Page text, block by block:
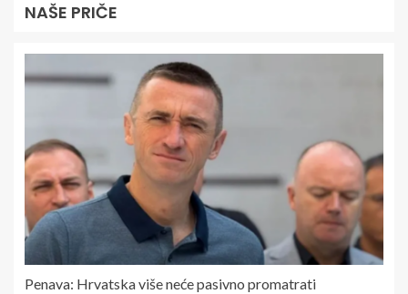
NAŠE PRIČE
Penava: Hrvatska više neće pasivno promatrati